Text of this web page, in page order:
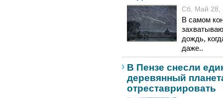
Сб, Май 28,
В самом
дождь,
даже..
В Пензе снесли
деревянный
отреставрировать